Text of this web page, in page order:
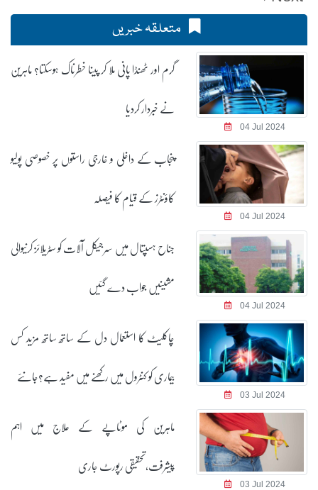
متعلقہ خبریں
04 Jul 2024
گرم اور ٹھنڈا پانی ملا کر پینا خطرناک ہوسکتا؟ ماہرین
نے خبردار کردیا
04 Jul 2024
پنجاب کے داخلی و خارجی راستوں پر خصوصی پولیو
کاؤنٹرز کے قیام کا فیصلہ
04 Jul 2024
جناح ہسپتال میں سرجیکل آلات کو سٹریلائز کرنیوالی
مشینیں جواب دے گئیں
03 Jul 2024
چاکلیٹ کا استعمال دل کے ساتھ ساتھ مزید کس
بیماری کو کنٹرول میں رکھنے میں مفید ہے؟جانئے
03 Jul 2024
ماہرین کی موٹاپے کے علاج میں اہم
پیشرفت،تحقیقی رپورٹ جاری